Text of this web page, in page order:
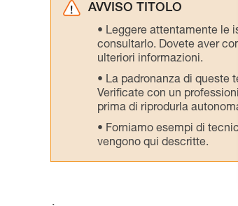
AVVISO TITOLO
Leggere attentamente le
consultarlo. Dovete aver
ulteriori informazioni.
La padronanza di queste
Verificate con un
prima di riprodurla
Forniamo esempi di
vengono qui descritte.